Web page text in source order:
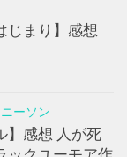
じまり】感想
ーソン
】感想 人が死